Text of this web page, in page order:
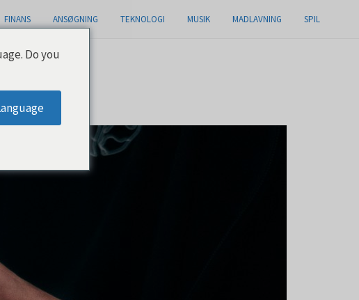
FINANS ANSØGNING TEKNOLOGI MUSIK MADLAVNING SPIL
Do you